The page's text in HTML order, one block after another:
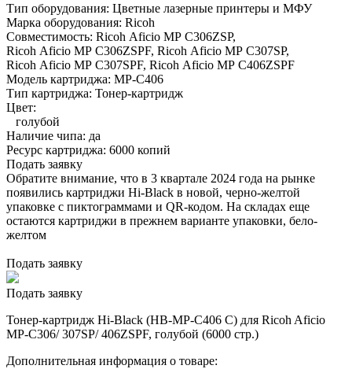
Тип оборудования: Цветные лазерные принтеры и МФУ
Марка оборудования: Ricoh
Совместимость: Ricoh Aficio MP C306ZSP,
Ricoh Aficio MP C306ZSPF, Ricoh Aficio MP C307SP,
Ricoh Aficio MP C307SPF, Ricoh Aficio MP C406ZSPF
Модель картриджа: MP-C406
Тип картриджа: Тонер-картридж
Цвет:
голубой
Наличие чипа: да
Ресурс картриджа: 6000 копий
Подать заявку
Обратите внимание, что в 3 квартале 2024 года на рынке
появились картриджи Hi-Black в новой, черно-желтой
упаковке с пиктограммами и QR-кодом. На складах еще
остаются картриджи в прежнем варианте упаковки, бело-
желтом
Подать заявку
Подать заявку
Тонер-картридж Hi-Black (HB-MP-C406 C) для Ricoh Aficio
MP-C306/ 307SP/ 406ZSPF, голубой (6000 стр.)
Дополнительная информация о товаре: